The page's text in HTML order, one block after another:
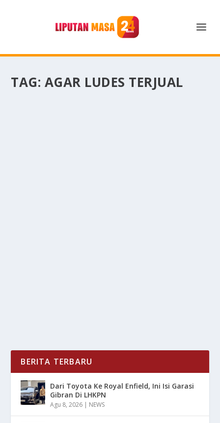
TAG: AGAR LUDES TERJUAL
BERITA TERBARU
Dari Toyota Ke Royal Enfield, Ini Isi Garasi
Gibran Di LHKPN
Agu 8, 2026 | NEWS